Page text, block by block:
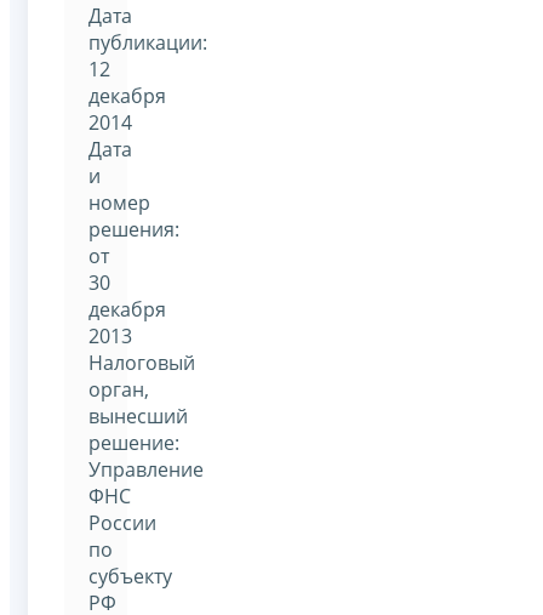
Дата
публикации:
12
декабря
2014
Дата
и
номер
решения:
от
30
декабря
2013
Налоговый
орган,
вынесший
решение:
Управление
ФНС
России
по
субъекту
РФ